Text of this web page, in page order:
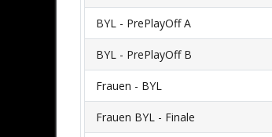
BYL - PrePlayOff A
BYL - PrePlayOff B
Frauen - BYL
Frauen BYL - Finale